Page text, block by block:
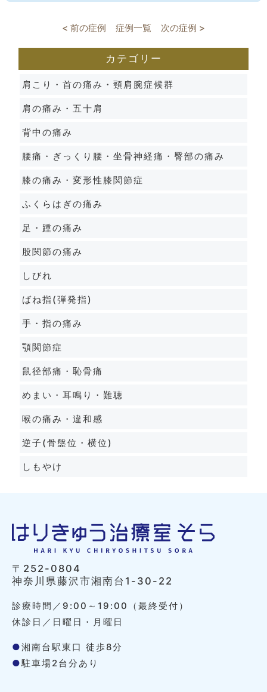
< 前の症例 症例一覧 次の症例 >
カテゴリー
肩こり・首の痛み・頸肩腕症候群
肩の痛み・五十肩
背中の痛み
腰痛・ぎっくり腰・坐骨神経痛・臀部の痛み
膝の痛み・変形性膝関節症
ふくらはぎの痛み
足・踵の痛み
股関節の痛み
しびれ
ばね指(弾発指)
手・指の痛み
顎関節症
鼠径部痛・恥骨痛
めまい・耳鳴り・難聴
喉の痛み・違和感
逆子(骨盤位・横位)
しもやけ
〒252-0804
神奈川県藤沢市湘南台1-30-22
診療時間／9:00～19:00（最終受付）
休診日／日曜日・月曜日
●湘南台駅東口 徒歩8分
●駐車場2台分あり